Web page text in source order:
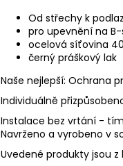
Od střechy k
pro upevnění na
ocelová síťovina
černý práškový lak
Naše nejlepší: Ochrana
Individuálně
Instalace bez vrtání -
Navrženo a vyrobeno v
Uvedené produkty jsou